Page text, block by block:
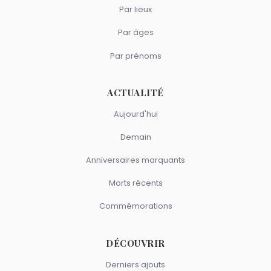
Par lieux
Par âges
Par prénoms
ACTUALITÉ
Aujourd'hui
Demain
Anniversaires marquants
Morts récents
Commémorations
DÉCOUVRIR
Derniers ajouts